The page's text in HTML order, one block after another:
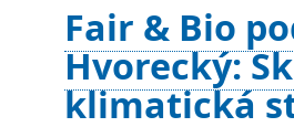
Fair & Bio
Hvorecký:
klimatická